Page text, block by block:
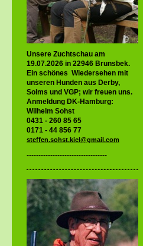
Unsere Zuchtschau am
19.07.2026 in 22946 Brunsbek.
Ein schönes Wiedersehen mit
unseren Hunden aus Derby,
Solms und VGP; wir freuen uns.
Anmeldung DK-Hamburg:
Wilhelm Sohst
0431 - 260 85 65
0171 - 44 856 77
steffen.sohst.kiel@gmail.com
----------------------------------